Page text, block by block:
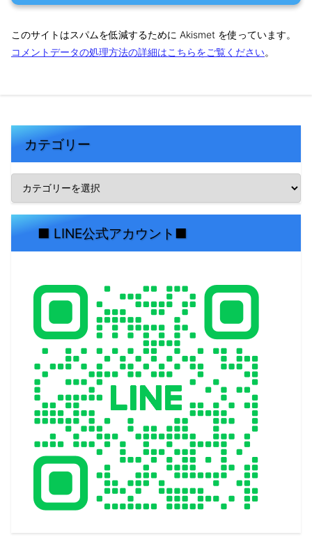
このサイトはスパムを低減するために Akismet を使っています。
コメントデータの処理方法の詳細はこちらをご覧ください。
カテゴリー
■ LINE公式アカウント■